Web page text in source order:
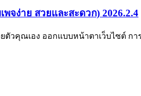
พจง่าย สวยและสะดวก) 2026.2.4
ยตัวคุณเอง ออกแบบหน้าตาเว็บไซต์